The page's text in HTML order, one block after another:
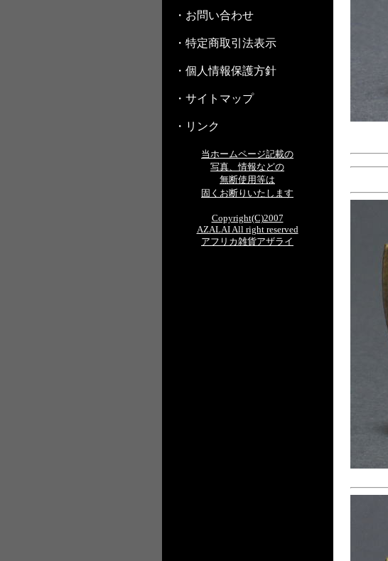
・お問い合わせ
・特定商取引法表示
・個人情報保護方針
・サイトマップ
・リンク
当ホームページ記載の
写真、情報などの
無断使用等は
固くお断りいたします
Copyright(C)2007
AZALAI All right reserved
アフリカ雑貨アザライ